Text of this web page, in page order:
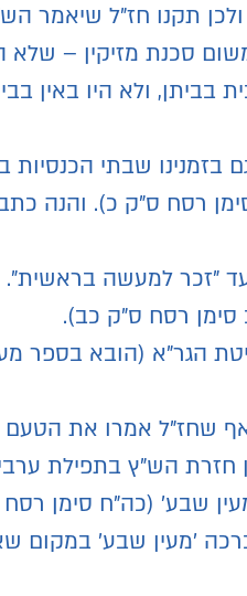
ולכן תקנו חז"ל שיאמר
סכנת מזיקין – שלא
בביתן, ולא היו באין
בזמנינו שבתי
רסח ס"ק כ). והנה
עד "זכר למעשה
סימן רסח ס"ק כב).
הגר"א (הובא בספר
שחז"ל אמרו את הטעם
הש"ץ בתפילת
שבע' (כה"ח סימן
'מעין שבע' במקום